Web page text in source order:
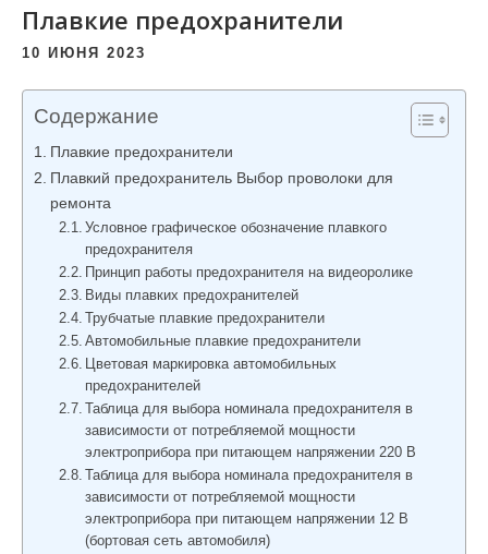
Плавкие предохранители
10 ИЮНЯ 2023
Содержание
Плавкие предохранители
Плавкий предохранитель Выбор проволоки для
ремонта
Условное графическое обозначение плавкого
предохранителя
Принцип работы предохранителя на видеоролике
Виды плавких предохранителей
Трубчатые плавкие предохранители
Автомобильные плавкие предохранители
Цветовая маркировка автомобильных
предохранителей
Таблица для выбора номинала предохранителя в
зависимости от потребляемой мощности
электроприбора при питающем напряжении 220 В
Таблица для выбора номинала предохранителя в
зависимости от потребляемой мощности
электроприбора при питающем напряжении 12 В
(бортовая сеть автомобиля)